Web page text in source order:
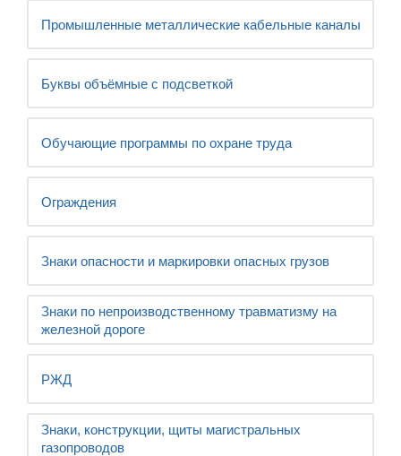
Промышленные металлические кабельные каналы
Буквы объёмные с подсветкой
Обучающие программы по охране труда
Ограждения
Знаки опасности и маркировки опасных грузов
Знаки по непроизводственному травматизму на
железной дороге
РЖД
Знаки, конструкции, щиты магистральных
газопроводов